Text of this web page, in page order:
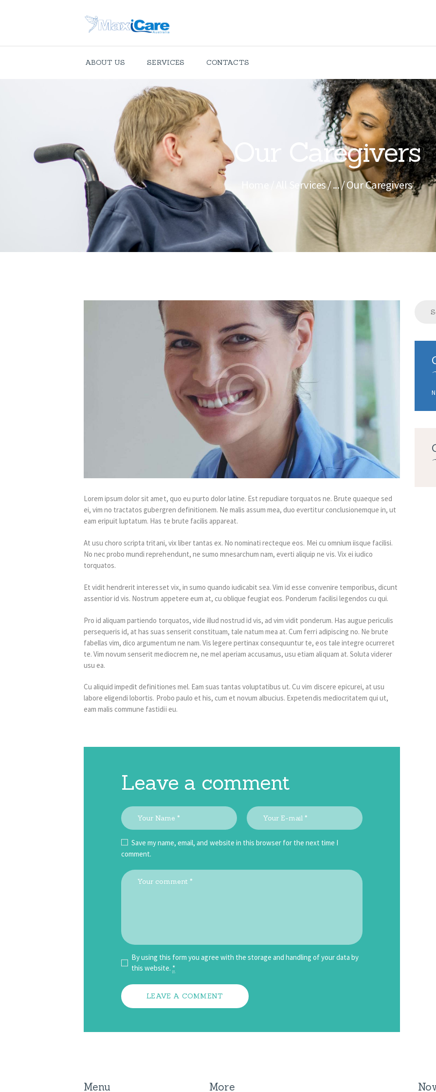
ABOUT US SERVICES CONTACTS
Our Caregivers
All Services ... Our Caregivers
CONTACTS
Lorem ipsum dolor sit amet, quo eu purto dolor latine. Est repudiare torquatos ne. Brute quaeque sed
ei, vim no tractatos gubergren definitionem. Ne malis assum mea, duo evertitur conclusionemque in, ut
eam eripuit luptatum. Has te brute facilis appareat.
At usu choro scripta tritani, vix liber tantas ex. No nominati recteque eos. Mei cu omnium iisque facilisi.
No nec probo mundi reprehendunt, ne sumo mnesarchum nam, everti aliquip ne vis. Vix ei iudico
torquatos.
Et vidit hendrerit interesset vix, in sumo quando iudicabit sea. Vim id esse convenire temporibus, dicunt
assentior id vis. Nostrum appetere eum at, cu oblique feugiat eos. Ponderum facilisi legendos cu qui.
Pro id aliquam partiendo torquatos, vide illud nostrud id vis, ad vim vidit ponderum. Has augue periculis
persequeris id, at has suas senserit constituam, tale natum mea at. Cum ferri adipiscing no. Ne brute
fabellas vim, dico argumentum ne nam. Vis legere pertinax consequuntur te, eos tale integre ocurreret
te. Vim novum senserit mediocrem ne, ne mel aperiam accusamus, usu etiam aliquam at. Soluta viderer
usu ea.
Cu aliquid impedit definitiones mel. Eam suas tantas voluptatibus ut. Cu vim discere epicurei, at usu
labore eligendi lobortis. Probo paulo et his, cum et novum albucius. Expetendis mediocritatem qui ut,
eam malis commune fastidii eu.
Leave a comment
Save my name, email, and website in this browser for the next time I
comment.
By using this form you agree with the storage and handling of your data by
this website. *
Menu More